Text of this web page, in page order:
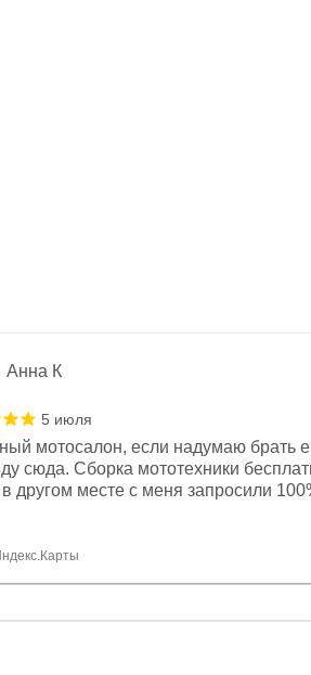
Анна К
5 июля
мотосалон, если надумаю брать
сюда. Сборка мототехники
в другом месте с меня запросили
отдельное, всегда на связи, очень